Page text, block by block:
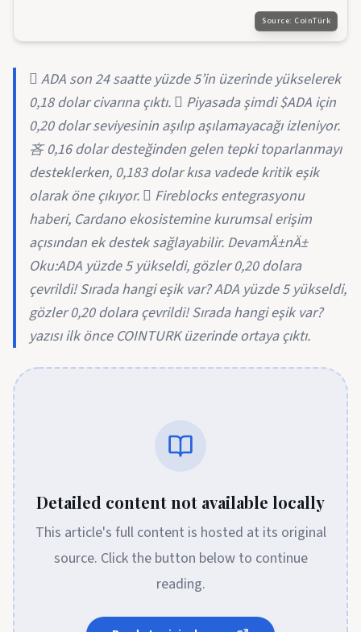
Source: CoinTürk
 ADA son 24 saatte yüzde 5’in üzerinde yükselerek
0,18 dolar civarına çıktı.  Piyasada şimdi $ADA için
0,20 dolar seviyesinin aşılıp aşılamayacağı izleniyor.
吝 0,16 dolar desteğinden gelen tepki toparlanmayı
desteklerken, 0,183 dolar kısa vadede kritik eşik
olarak öne çıkıyor.  Fireblocks entegrasyonu
haberi, Cardano ekosistemine kurumsal erişim
açısından ek destek sağlayabilir. DevamÄ±nÄ±
Oku:ADA yüzde 5 yükseldi, gözler 0,20 dolara
çevrildi! Sırada hangi eşik var? ADA yüzde 5 yükseldi,
gözler 0,20 dolara çevrildi! Sırada hangi eşik var?
yazısı ilk önce COINTURK üzerinde ortaya çıktı.
Detailed content not available locally
This article's full content is hosted at its original
source. Click the button below to continue
reading.